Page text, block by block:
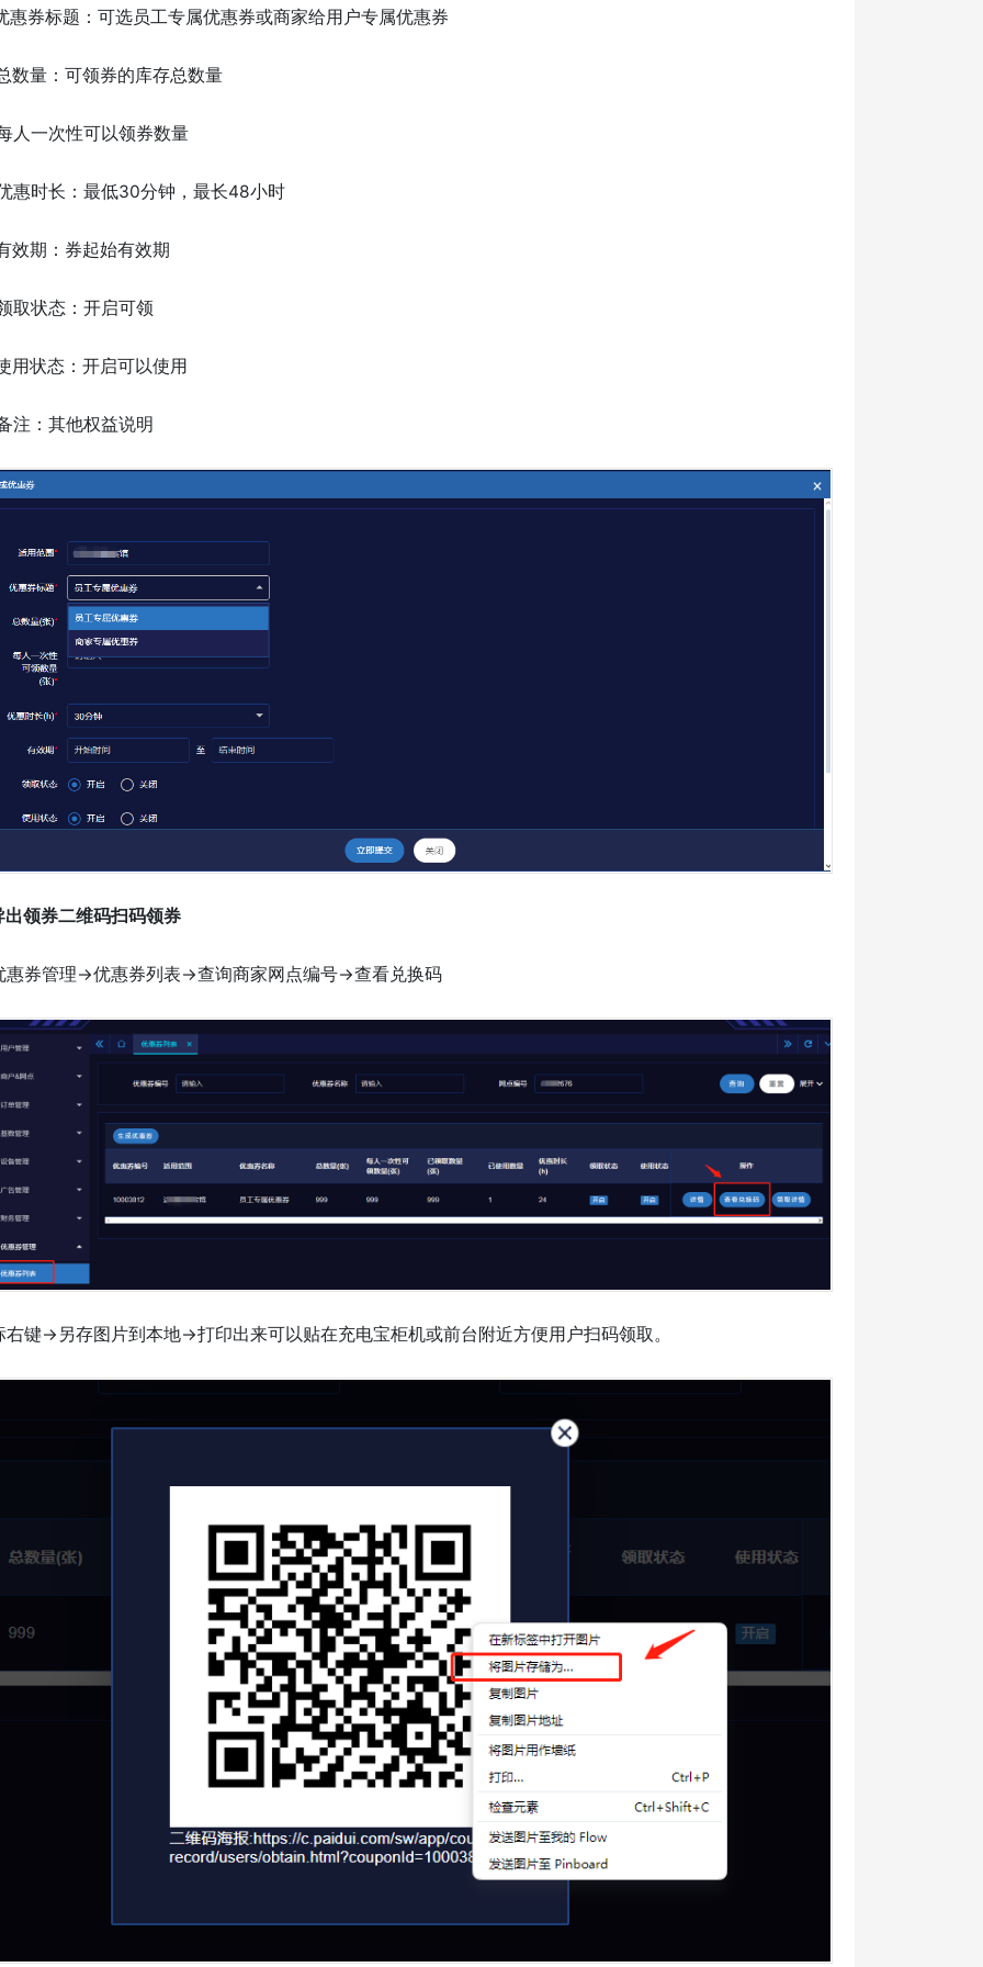
惠券标题：可选员工专属优惠券或商家给用户专属优惠券
数量：可领券的库存总数量
人一次性可以领券数量
惠时长：最低30分钟，最长48小时
效期：券起始有效期
取状态：开启可领
用状态：开启可以使用
注：其他权益说明
出领券二维码扫码领券
惠券管理->优惠券列表->查询商家网点编号->查看兑换码
右键->另存图片到本地->打印出来可以贴在充电宝柜机或前台附近方便用户扫码领取。